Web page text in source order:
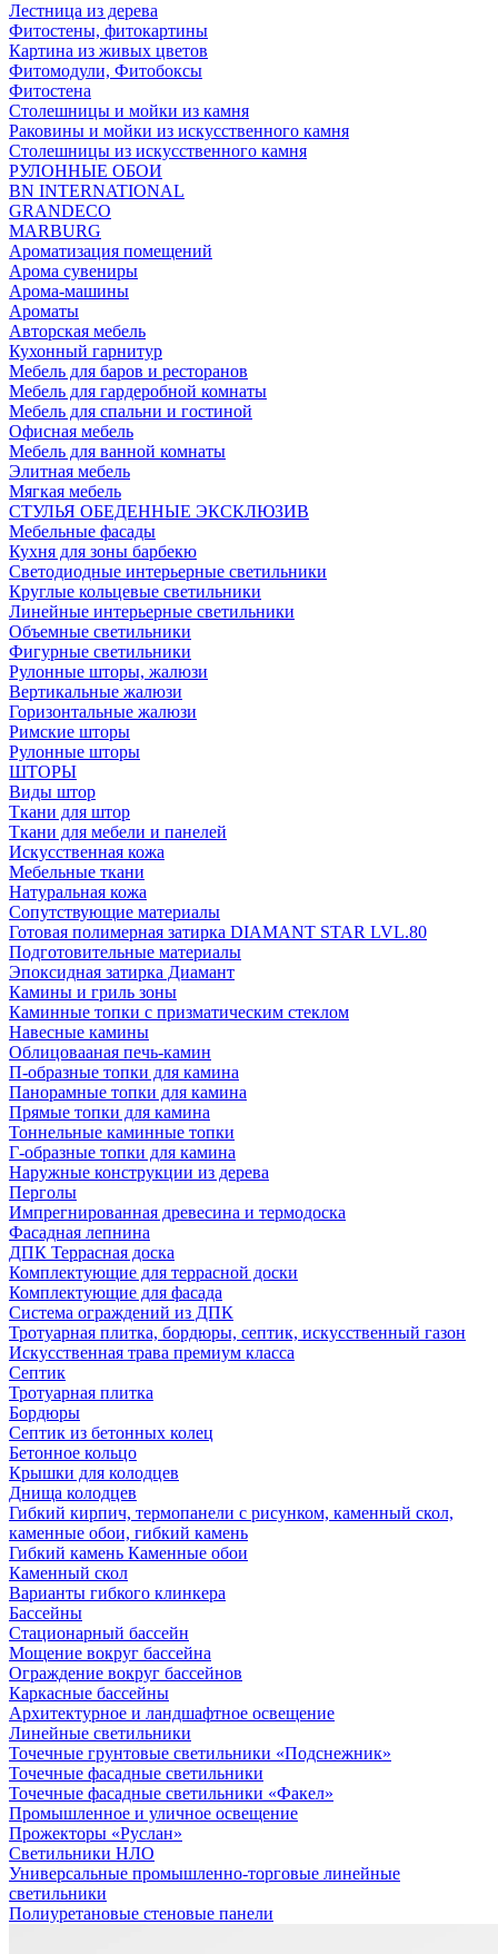
Лестница из дерева
Фитостены, фитокартины
Картина из живых цветов
Фитомодули, Фитобоксы
Фитостена
Столешницы и мойки из камня
Раковины и мойки из искусственного камня
Столешницы из искусственного камня
РУЛОННЫЕ ОБОИ
BN INTERNATIONAL
GRANDECO
MARBURG
Ароматизация помещений
Арома сувениры
Арома-машины
Ароматы
Авторская мебель
Кухонный гарнитур
Мебель для баров и ресторанов
Мебель для гардеробной комнаты
Мебель для спальни и гостиной
Офисная мебель
Мебель для ванной комнаты
Элитная мебель
Мягкая мебель
СТУЛЬЯ ОБЕДЕННЫЕ ЭКСКЛЮЗИВ
Мебельные фасады
Кухня для зоны барбекю
Светодиодные интерьерные светильники
Круглые кольцевые светильники
Линейные интерьерные светильники
Объемные светильники
Фигурные светильники
Рулонные шторы, жалюзи
Вертикальные жалюзи
Горизонтальные жалюзи
Римские шторы
Рулонные шторы
ШТОРЫ
Виды штор
Ткани для штор
Ткани для мебели и панелей
Искусственная кожа
Мебельные ткани
Натуральная кожа
Сопутствующие материалы
Готовая полимерная затирка DIAMANT STAR LVL.80
Подготовительные материалы
Эпоксидная затирка Диамант
Камины и гриль зоны
Каминные топки с призматическим стеклом
Навесные камины
Облицовааная печь-камин
П-образные топки для камина
Панорамные топки для камина
Прямые топки для камина
Тоннельные каминные топки
Г-образные топки для камина
Наружные конструкции из дерева
Перголы
Импрегнированная древесина и термодоска
Фасадная лепнина
ДПК Террасная доска
Комплектующие для террасной доски
Комплектующие для фасада
Система ограждений из ДПК
Тротуарная плитка, бордюры, септик, искусственный газон
Искусственная трава премиум класса
Септик
Тротуарная плитка
Бордюры
Септик из бетонных колец
Бетонное кольцо
Крышки для колодцев
Днища колодцев
Гибкий кирпич, термопанели с рисунком, каменный скол,
каменные обои, гибкий камень
Гибкий камень Каменные обои
Каменный скол
Варианты гибкого клинкера
Бассейны
Стационарный бассейн
Мощение вокруг бассейна
Ограждение вокруг бассейнов
Каркасные бассейны
Архитектурное и ландшафтное освещение
Линейные светильники
Точечные грунтовые светильники «Подснежник»
Точечные фасадные светильники
Точечные фасадные светильники «Факел»
Промышленное и уличное освещение
Прожекторы «Руслан»
Светильники НЛО
Универсальные промышленно-торговые линейные
светильники
Полиуретановые стеновые панели